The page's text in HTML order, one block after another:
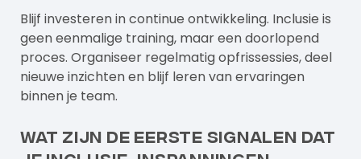
Blijf investeren in continue ontwikkeling. Inclusie is
geen eenmalige training, maar een doorlopend
proces. Organiseer regelmatig opfrissessies, deel
nieuwe inzichten en blijf leren van ervaringen
binnen je team.
Wat zijn de eerste signalen dat